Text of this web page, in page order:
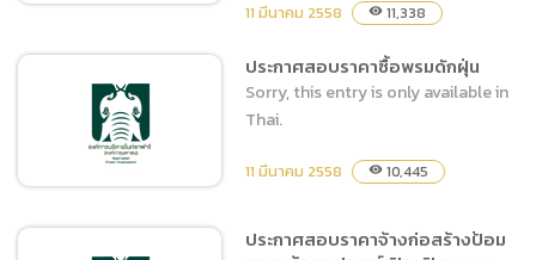
ประกาศสอบราคาจ้างก่อสร้าง
คอกสัตว์สำหรับสัตว์ส่วนเกิน
(Surplus)
11 มีนาคม 2558 visibility 11,338
ประกาศสอบราคาซื้อพรมดักฝุ่น
Sorry, this entry is only available in
Thai.
11 มีนาคม 2558 visibility 10,445
ประกาศสอบราคาจ้างก่อสร้างป้อม